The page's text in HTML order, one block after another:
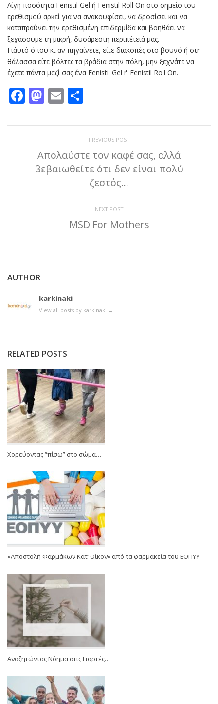
Λίγη ποσότητα Fenistil Gel ή Fenistil Roll On στο σημείο του
ερεθισμού αρκεί για να ανακουφίσει, να δροσίσει και να
καταπραΰνει την ερεθισμένη επιδερμίδα και βοηθάει να
ξεχάσουμε τη μικρή, δυσάρεστη περιπέτειά μας.
Γι΄αυτό όπου κι αν πηγαίνετε, είτε διακοπές στο βουνό ή στη
θάλασσα είτε βόλτες τα βράδια στην πόλη, μην ξεχνάτε να
έχετε πάντα μαζί σας ένα Fenistil Gel ή Fenistil Roll On.
Facebook
Mastodon
Email
PREVIOUS POST
Απολαύστε τον καφέ σας, αλλά
βεβαιωθείτε ότι δεν είναι πολύ
ζεστός…
NEXT POST
MSD For Mothers
AUTHOR
karkinaki
View all posts by karkinaki →
RELATED POSTS
Χορεύοντας “πίσω” στο σώμα…
«Αποστολή Φαρμάκων Κατ’ Οίκον» από τα φαρμακεία του ΕΟΠΥΥ
Αναζητώντας Νόημα στις Γιορτές…